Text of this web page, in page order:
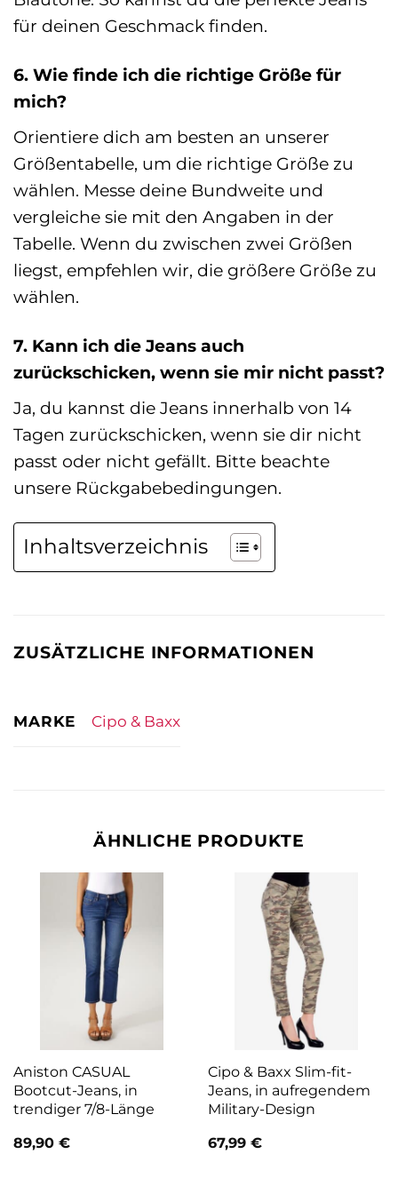
für deinen Geschmack finden.
6. Wie finde ich die richtige Größe für
mich?
Orientiere dich am besten an unserer
Größentabelle, um die richtige Größe zu
wählen. Messe deine Bundweite und
vergleiche sie mit den Angaben in der
Tabelle. Wenn du zwischen zwei Größen
liegst, empfehlen wir, die größere Größe zu
wählen.
7. Kann ich die Jeans auch
zurückschicken, wenn sie mir nicht passt?
Ja, du kannst die Jeans innerhalb von 14
Tagen zurückschicken, wenn sie dir nicht
passt oder nicht gefällt. Bitte beachte
unsere Rückgabebedingungen.
Inhaltsverzeichnis
ZUSÄTZLICHE INFORMATIONEN
MARKE Cipo & Baxx
ÄHNLICHE PRODUKTE
Aniston CASUAL
Bootcut-Jeans, in
trendiger 7/8-Länge
89,90 €
Cipo & Baxx Slim-fit-
Jeans, in aufregendem
Military-Design
67,99 €